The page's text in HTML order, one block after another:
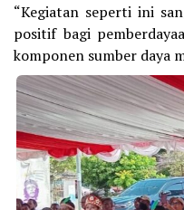
“Kegiatan seperti ini
positif bagi
komponen sumber daya